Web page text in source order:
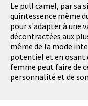
Le pull camel, par sa
quintessence même
pour s'adapter à une
décontractées aux
même de la mode
potentiel et en osant
femme peut faire de
personnalité et de